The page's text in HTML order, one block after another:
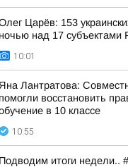
Царёв: 153
ночью над 17 субъектами
10:01
Яна Лантратова:
помогли восстановить
в 10 классе
10:55
Подводим итоги недели..